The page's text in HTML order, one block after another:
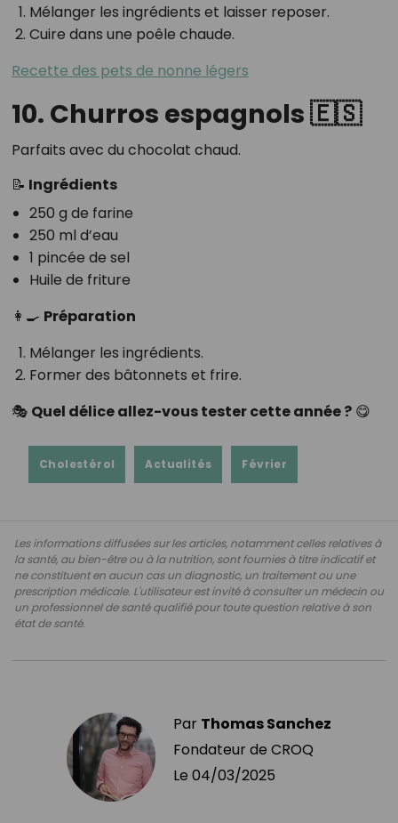
Mélanger les ingrédients et laisser reposer.
Cuire dans une poêle chaude.
Recette des pets de nonne légers
10. Churros espagnols 🇪🇸
Parfaits avec du chocolat chaud.
📝 Ingrédients
250 g de farine
250 ml d’eau
1 pincée de sel
Huile de friture
👩‍🍳 Préparation
Mélanger les ingrédients.
Former des bâtonnets et frire.
🎭 Quel délice allez-vous tester cette année ?😋
Cholestérol Actualités Février
Les informations diffusées sur les articles, notamment celles relatives à
la santé, au bien-être ou à la nutrition, sont fournies à titre indicatif et
ne constituent en aucun cas un diagnostic, un traitement ou une
prescription médicale. L'utilisateur est invité à consulter un médecin ou
un professionnel de santé qualifié pour toute question relative à son
état de santé.
Par Thomas Sanchez
Fondateur de CROQ
Le 04/03/2025